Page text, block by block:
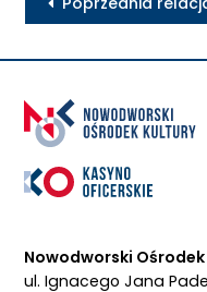
Nowodworski
ul. Ignacego Jana